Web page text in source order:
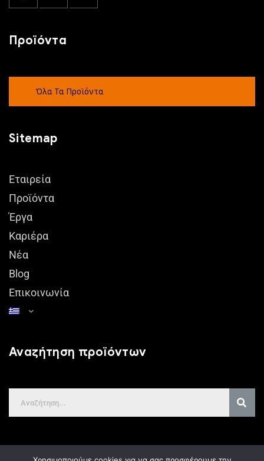
Προϊόντα
Όλα Τα Προϊόντα
Sitemap
Εταιρεία
Προϊόντα
Έργα
Καριέρα
Νέα
Blog
Επικοινωνία
Αναζήτηση προϊόντων